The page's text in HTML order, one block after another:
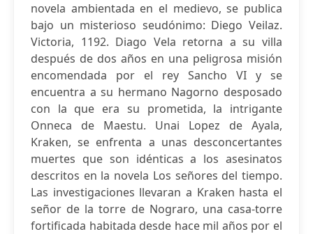
novela ambientada en el medievo, se publica
bajo un misterioso seudónimo: Diego Veilaz.
Victoria, 1192. Diago Vela retorna a su villa
después de dos años en una peligrosa misión
encomendada por el rey Sancho VI y se
encuentra a su hermano Nagorno desposado
con la que era su prometida, la intrigante
Onneca de Maestu. Unai Lopez de Ayala,
Kraken, se enfrenta a unas desconcertantes
muertes que son idénticas a los asesinatos
descritos en la novela Los señores del tiempo.
Las investigaciones llevaran a Kraken hasta el
señor de la torre de Nograro, una casa-torre
fortificada habitada desde hace mil años por el